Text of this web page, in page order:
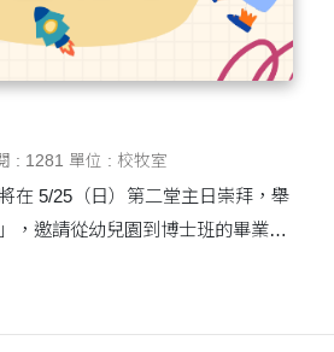
: 1281 單位 : 校牧室
在 5/25（日）第二堂主日崇拜，舉
，邀請從幼兒園到博士班的畢業生
生邀請家人朋友一起來見證這特別
的帶領與恩典。